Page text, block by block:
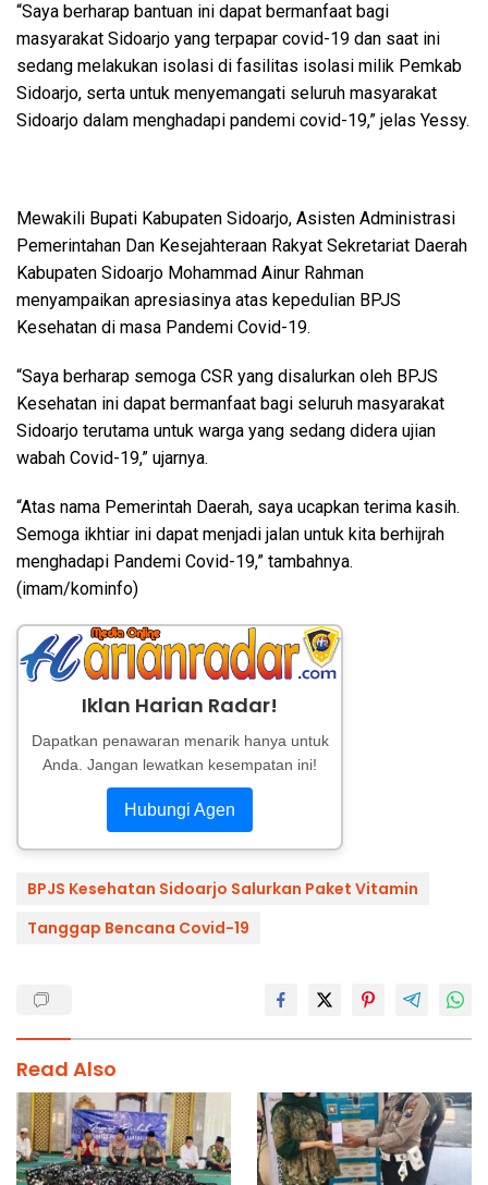
“Saya berharap bantuan ini dapat bermanfaat bagi
masyarakat Sidoarjo yang terpapar covid-19 dan saat ini
sedang melakukan isolasi di fasilitas isolasi milik Pemkab
Sidoarjo, serta untuk menyemangati seluruh masyarakat
Sidoarjo dalam menghadapi pandemi covid-19,” jelas Yessy.
Mewakili Bupati Kabupaten Sidoarjo, Asisten Administrasi
Pemerintahan Dan Kesejahteraan Rakyat Sekretariat Daerah
Kabupaten Sidoarjo Mohammad Ainur Rahman
menyampaikan apresiasinya atas kepedulian BPJS
Kesehatan di masa Pandemi Covid-19.
“Saya berharap semoga CSR yang disalurkan oleh BPJS
Kesehatan ini dapat bermanfaat bagi seluruh masyarakat
Sidoarjo terutama untuk warga yang sedang didera ujian
wabah Covid-19,” ujarnya.
“Atas nama Pemerintah Daerah, saya ucapkan terima kasih.
Semoga ikhtiar ini dapat menjadi jalan untuk kita berhijrah
menghadapi Pandemi Covid-19,” tambahnya.
(imam/kominfo)
Iklan Harian Radar!
Dapatkan penawaran menarik hanya untuk
Anda. Jangan lewatkan kesempatan ini!
Hubungi Agen
BPJS Kesehatan Sidoarjo Salurkan Paket Vitamin
Tanggap Bencana Covid-19
Read Also